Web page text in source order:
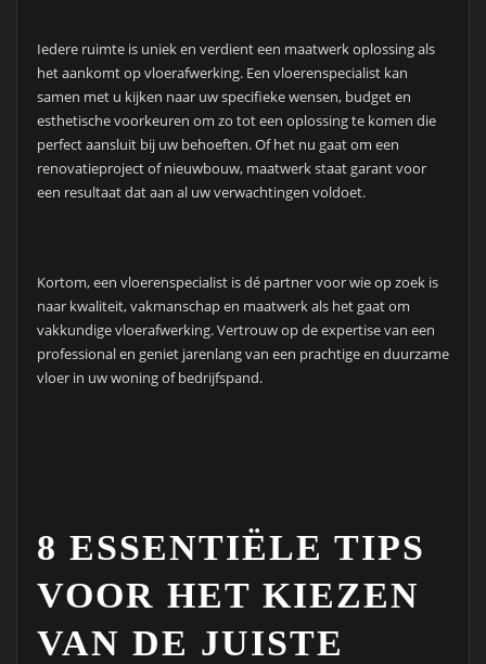
Iedere ruimte is uniek en verdient een maatwerk oplossing als
het aankomt op vloerafwerking. Een vloerenspecialist kan
samen met u kijken naar uw specifieke wensen, budget en
esthetische voorkeuren om zo tot een oplossing te komen die
perfect aansluit bij uw behoeften. Of het nu gaat om een
renovatieproject of nieuwbouw, maatwerk staat garant voor
een resultaat dat aan al uw verwachtingen voldoet.
Kortom, een vloerenspecialist is dé partner voor wie op zoek is
naar kwaliteit, vakmanschap en maatwerk als het gaat om
vakkundige vloerafwerking. Vertrouw op de expertise van een
professional en geniet jarenlang van een prachtige en duurzame
vloer in uw woning of bedrijfspand.
8 ESSENTIËLE TIPS
VOOR HET KIEZEN
VAN DE JUISTE